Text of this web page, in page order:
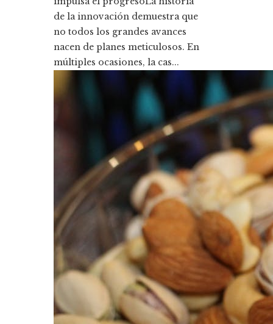
de la innovación demuestra que
no todos los grandes avances
nacen de planes meticulosos. En
múltiples ocasiones, la cas...